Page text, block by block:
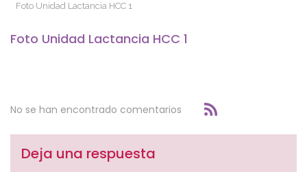
Foto Unidad Lactancia HCC 1
Foto Unidad Lactancia HCC 1
No se han encontrado comentarios
Deja una respuesta